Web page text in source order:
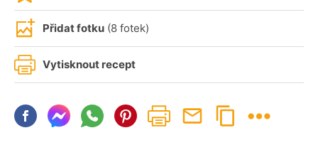
Přidat fotku (8 fotek)
Vytisknout recept